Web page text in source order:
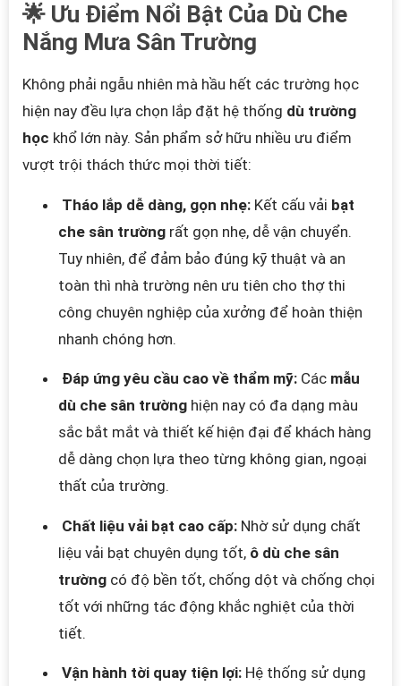
🌟 Ưu Điểm Nổi Bật Của Dù Che
Nắng Mưa Sân Trường
Không phải ngẫu nhiên mà hầu hết các trường học
hiện nay đều lựa chọn lắp đặt hệ thống dù trường
học khổ lớn này. Sản phẩm sở hữu nhiều ưu điểm
vượt trội thách thức mọi thời tiết:
Tháo lắp dễ dàng, gọn nhẹ: Kết cấu vải bạt
che sân trường rất gọn nhẹ, dễ vận chuyển.
Tuy nhiên, để đảm bảo đúng kỹ thuật và an
toàn thì nhà trường nên ưu tiên cho thợ thi
công chuyên nghiệp của xưởng để hoàn thiện
nhanh chóng hơn.
Đáp ứng yêu cầu cao về thẩm mỹ: Các mẫu
dù che sân trường hiện nay có đa dạng màu
sắc bắt mắt và thiết kế hiện đại để khách hàng
dễ dàng chọn lựa theo từng không gian, ngoại
thất của trường.
Chất liệu vải bạt cao cấp: Nhờ sử dụng chất
liệu vải bạt chuyên dụng tốt, ô dù che sân
trường có độ bền tốt, chống dột và chống chọi
tốt với những tác động khắc nghiệt của thời
tiết.
Vận hành tời quay tiện lợi: Hệ thống sử dụng